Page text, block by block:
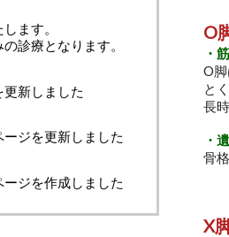
O
・
O脚
と
長
・
骨
X
ます。
診療となります。
新しました
ージを更新しました
ージを作成しました